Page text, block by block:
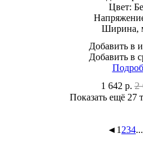
Цвет:
Ширина,
Добавить в
Добавить в
1 642 р. 2
Показать ещё 27
◄ 1 234...